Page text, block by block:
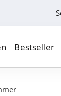
Bestseller